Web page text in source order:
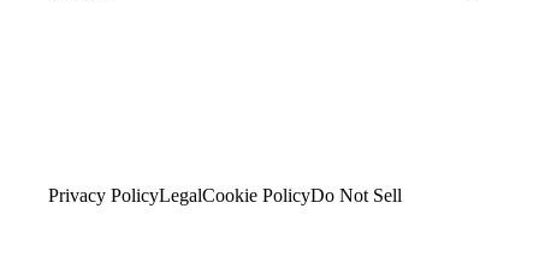
Privacy PolicyLegalCookie PolicyDo Not Sell